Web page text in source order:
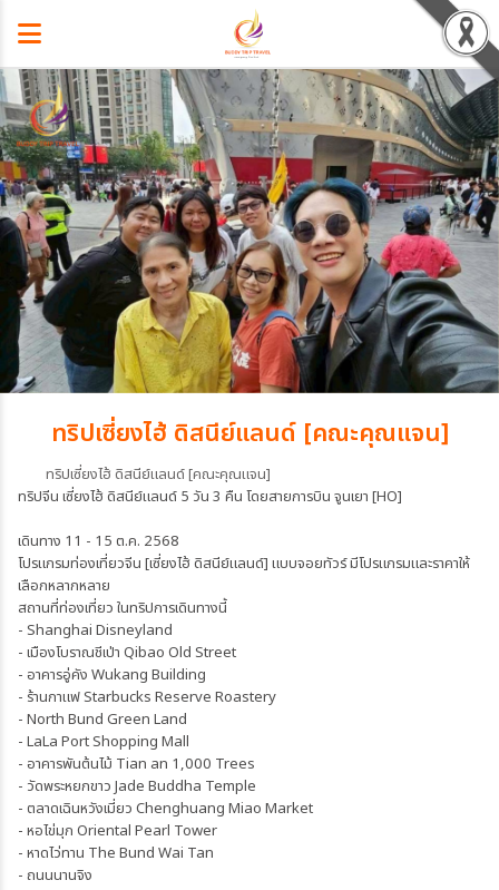
ทริปเซี่ยงไฮ้ ดิสนีย์แลนด์ [คณะคุณแจน]
ทริปเซี่ยงไฮ้ ดิสนีย์แลนด์ [คณะคุณแจน]
ทริปจีน เซี่ยงไฮ้ ดิสนีย์แลนด์ 5 วัน 3 คืน โดยสายการบิน จูนเยา [HO]
เดินทาง 11 - 15 ต.ค. 2568
โปรแกรมท่องเที่ยวจีน [เซี่ยงไฮ้ ดิสนีย์แลนด์] แบบจอยทัวร์ มีโปรแกรมและราคาให้
เลือกหลากหลาย
สถานที่ท่องเที่ยว ในทริปการเดินทางนี้
- Shanghai Disneyland
- เมืองโบราณชีเป่า Qibao Old Street
- อาคารอู่คัง Wukang Building
- ร้านกาแฟ Starbucks Reserve Roastery
- North Bund Green Land
- LaLa Port Shopping Mall
- อาคารพันต้นไม้ Tian an 1,000 Trees
- วัดพระหยกขาว Jade Buddha Temple
- ตลาดเฉินหวังเมี่ยว Chenghuang Miao Market
- หอไข่มุก Oriental Pearl Tower
- หาดไว่ทาน The Bund Wai Tan
- ถนนนานจิง